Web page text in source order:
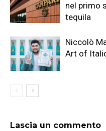
nel primo
tequila
Niccolò
Art of
Lascia un commento